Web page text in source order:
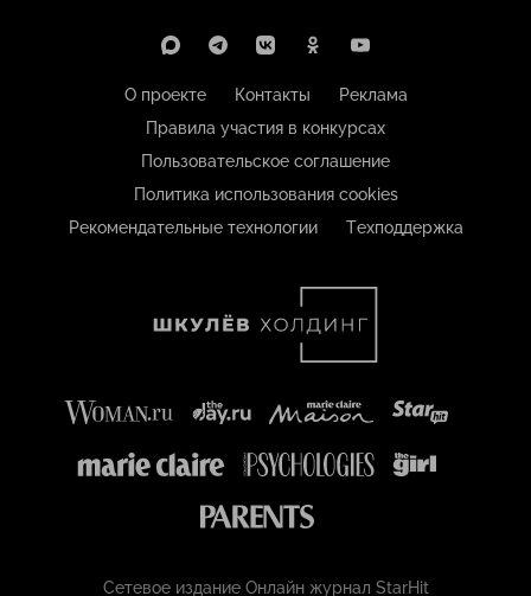
О проекте Контакты
Реклама
Правила участия в конкурсах
Пользовательское соглашение
Политика использования cookies
Рекомендательные технологии
Техподдержка
Сетевое издание Онлайн журнал StarHit